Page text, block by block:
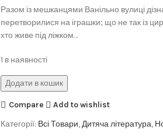
Разом із мешканцями Ванільно вулиці
перетворилися на іграшки; що не так із
хто живе під ліжком…
1 в наявності
Додати в кошик
Compare
Add to wishlist
Категорії: Всі Товари,Дитяча література,